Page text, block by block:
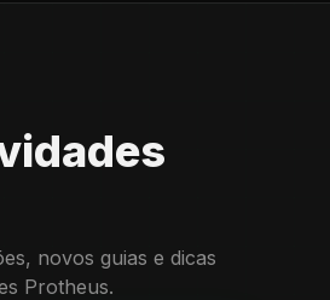
novos guias e dicas
Protheus.